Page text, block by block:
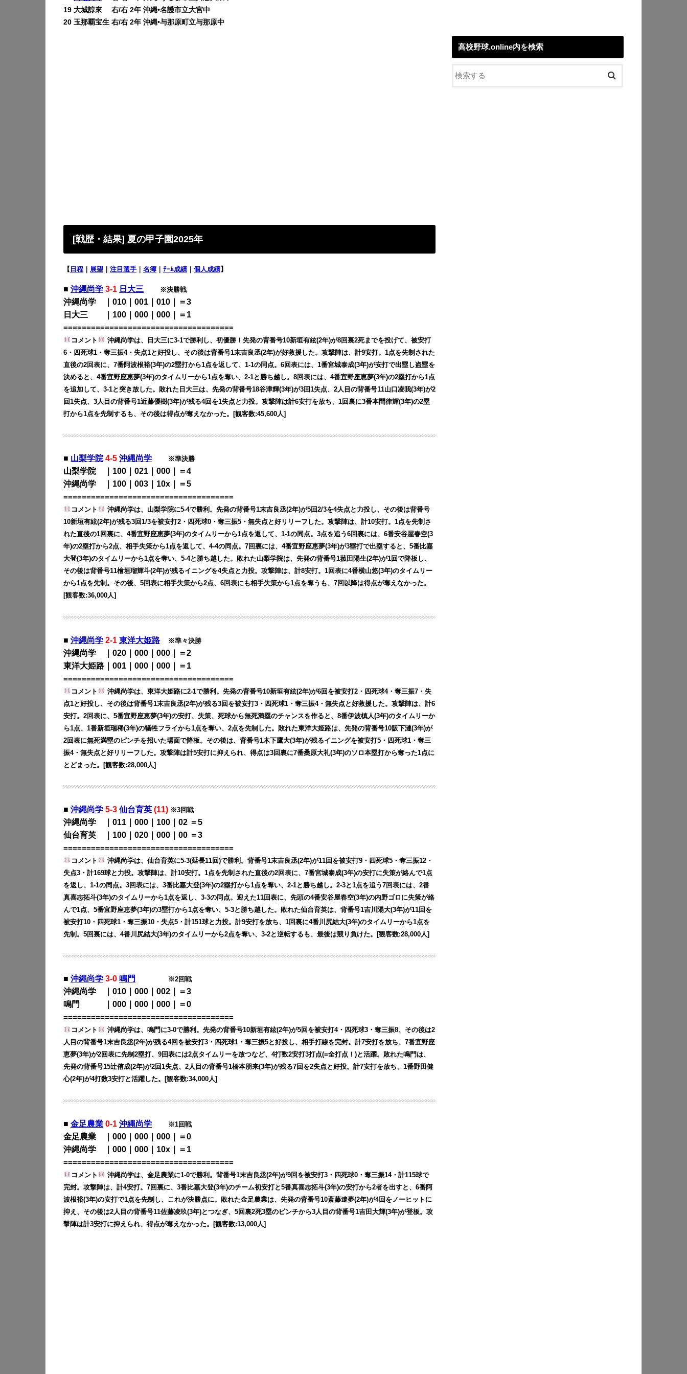
19 大城諄來 右/右 2年 沖縄•名護市立大宮中
20 玉那覇宝生 右/右 2年 沖縄•与那原町立与那原中
[戦歴・結果] 夏の甲子園2025年
【 日程 ｜ 展望 ｜ 注目選手 ｜ 名簿 ｜ ﾁｰﾑ成績 ｜ 個人成績】
■ 沖縄尚学 3-1 日大三 ※決勝戦
沖縄尚学 ｜010｜001｜010｜＝3
日大三 ｜100｜000｜000｜＝1
=====================================
コメント
沖縄尚学は、日大三に3-1で勝利し、初優勝！先発の背番号10新垣有絃(2年)が8回裏2死までを投げて、被安打
6・四死球1・奪三振4・失点1と好投し、その後は背番号1末吉良丞(2年)が好救援した。攻撃陣は、計9安打。1点を先制された
直後の2回表に、7番阿波根裕(3年)の2塁打から1点を返して、1-1の同点。6回表には、1番宮城泰成(3年)が安打で出塁し盗塁を
決めると、4番宜野座恵夢(3年)のタイムリーから1点を奪い、2-1と勝ち越し。8回表には、4番宜野座恵夢(3年)の2塁打から1点
を追加して、3-1と突き放した。敗れた日大三は、先発の背番号18谷津輝(3年)が3回1失点、2人目の背番号11山口凌我(3年)が2
回1失点、3人目の背番号1近藤優樹(3年)が残る4回を1失点と力投。攻撃陣は計6安打を放ち、1回裏に3番本間律輝(3年)の2塁
打から1点を先制するも、その後は得点が奪えなかった。[観客数:45,600人]
■ 山梨学院 4-5 沖縄尚学 ※準決勝
山梨学院 ｜100｜021｜000｜＝4
沖縄尚学 ｜100｜003｜10x｜＝5
=====================================
コメント
沖縄尚学は、山梨学院に5-4で勝利。先発の背番号1末吉良丞(2年)が5回2/3を4失点と力投し、その後は背番号
10新垣有絃(2年)が残る3回1/3を被安打2・四死球0・奪三振5・無失点と好リリーフした。攻撃陣は、計10安打。1点を先制さ
れた直後の1回裏に、4番宜野座恵夢(3年)のタイムリーから1点を返して、1-1の同点。3点を追う6回裏には、6番安谷屋春空(3
年)の2塁打から2点、相手失策から1点を返して、4-4の同点。7回裏には、4番宜野座恵夢(3年)が3塁打で出塁すると、5番比嘉
大登(3年)のタイムリーから1点を奪い、5-4と勝ち越した。敗れた山梨学院は、先発の背番号1菰田陽生(2年)が1回で降板し、
その後は背番号11檜垣瑠輝斗(2年)が残るイニングを4失点と力投。攻撃陣は、計8安打。1回表に4番横山悠(3年)のタイムリー
から1点を先制。その後、5回表に相手失策から2点、6回表にも相手失策から1点を奪うも、7回以降は得点が奪えなかった。
[観客数:36,000人]
■ 沖縄尚学 2-1 東洋大姫路 ※準々決勝
沖縄尚学 ｜020｜000｜000｜＝2
東洋大姫路｜001｜000｜000｜＝1
=====================================
コメント
沖縄尚学は、東洋大姫路に2-1で勝利。先発の背番号10新垣有絃(2年)が6回を被安打2・四死球4・奪三振7・失
点1と好投し、その後は背番号1末吉良丞(2年)が残る3回を被安打3・四死球1・奪三振4・無失点と好救援した。攻撃陣は、計6
安打。2回表に、5番宜野座恵夢(3年)の安打、失策、死球から無死満塁のチャンスを作ると、8番伊波槙人(3年)のタイムリーか
ら1点、1番新垣瑞稀(3年)の犠牲フライから1点を奪い、2点を先制した。敗れた東洋大姫路は、先発の背番号10阪下漣(3年)が
2回表に無死満塁のピンチを招いた場面で降板。その後は、背番号1木下鷹大(3年)が残るイニングを被安打5・四死球1・奪三
振4・無失点と好リリーフした。攻撃陣は計5安打に抑えられ、得点は3回裏に7番桑原大礼(3年)のソロ本塁打から奪った1点に
とどまった。[観客数:28,000人]
■ 沖縄尚学 5-3 仙台育英 (11) ※3回戦
沖縄尚学 ｜011｜000｜100｜02 ＝5
仙台育英 ｜100｜020｜000｜00 ＝3
=====================================
コメント
沖縄尚学は、仙台育英に5-3(延長11回)で勝利。背番号1末吉良丞(2年)が11回を被安打9・四死球5・奪三振12・
失点3・計169球と力投。攻撃陣は、計10安打。1点を先制された直後の2回表に、7番宮城泰成(3年)の安打に失策が絡んで1点
を返し、1-1の同点。3回表には、3番比嘉大登(3年)の2塁打から1点を奪い、2-1と勝ち越し。2-3と1点を追う7回表には、2番
真喜志拓斗(3年)のタイムリーから1点を返し、3-3の同点。迎えた11回表に、先頭の4番安谷屋春空(3年)の内野ゴロに失策が絡
んで1点、5番宜野座恵夢(3年)の3塁打から1点を奪い、5-3と勝ち越した。敗れた仙台育英は、背番号1吉川陽大(3年)が11回を
被安打10・四死球1・奪三振10・失点5・計151球と力投。計9安打を放ち、1回裏に4番川尻結大(3年)のタイムリーから1点を
先制。5回裏には、4番川尻結大(3年)のタイムリーから2点を奪い、3-2と逆転するも、最後は競り負けた。[観客数:28,000人]
■ 沖縄尚学 3-0 鳴門 ※2回戦
沖縄尚学 ｜010｜000｜002｜＝3
鳴門 ｜000｜000｜000｜＝0
=====================================
コメント
沖縄尚学は、鳴門に3-0で勝利。先発の背番号10新垣有絃(2年)が5回を被安打4・四死球3・奪三振8、その後は2
人目の背番号1末吉良丞(2年)が残る4回を被安打3・四死球1・奪三振5と好投し、相手打線を完封。計7安打を放ち、7番宜野座
恵夢(3年)が2回表に先制2塁打、9回表には2点タイムリーを放つなど、4打数2安打3打点(=全打点！)と活躍。敗れた鳴門は、
先発の背番号15辻侑成(2年)が2回1失点、2人目の背番号1橋本朋来(3年)が残る7回を2失点と好投。計7安打を放ち、1番野田健
心(2年)が4打数3安打と活躍した。[観客数:34,000人]
■ 金足農業 0-1 沖縄尚学 ※1回戦
金足農業 ｜000｜000｜000｜＝0
沖縄尚学 ｜000｜000｜10x｜＝1
=====================================
コメント
沖縄尚学は、金足農業に1-0で勝利。背番号1末吉良丞(2年)が9回を被安打3・四死球0・奪三振14・計115球で
完封。攻撃陣は、計4安打。7回裏に、3番比嘉大登(3年)のチーム初安打と5番真喜志拓斗(3年)の安打から2者を出すと、6番阿
波根裕(3年)の安打で1点を先制し、これが決勝点に。敗れた金足農業は、先発の背番号10斎藤遼夢(2年)が4回をノーヒットに
抑え、その後は2人目の背番号11佐藤凌玖(3年)とつなぎ、5回裏2死3塁のピンチから3人目の背番号1吉田大輝(3年)が登板。攻
撃陣は計3安打に抑えられ、得点が奪えなかった。[観客数:13,000人]
高校野球.online内を検索